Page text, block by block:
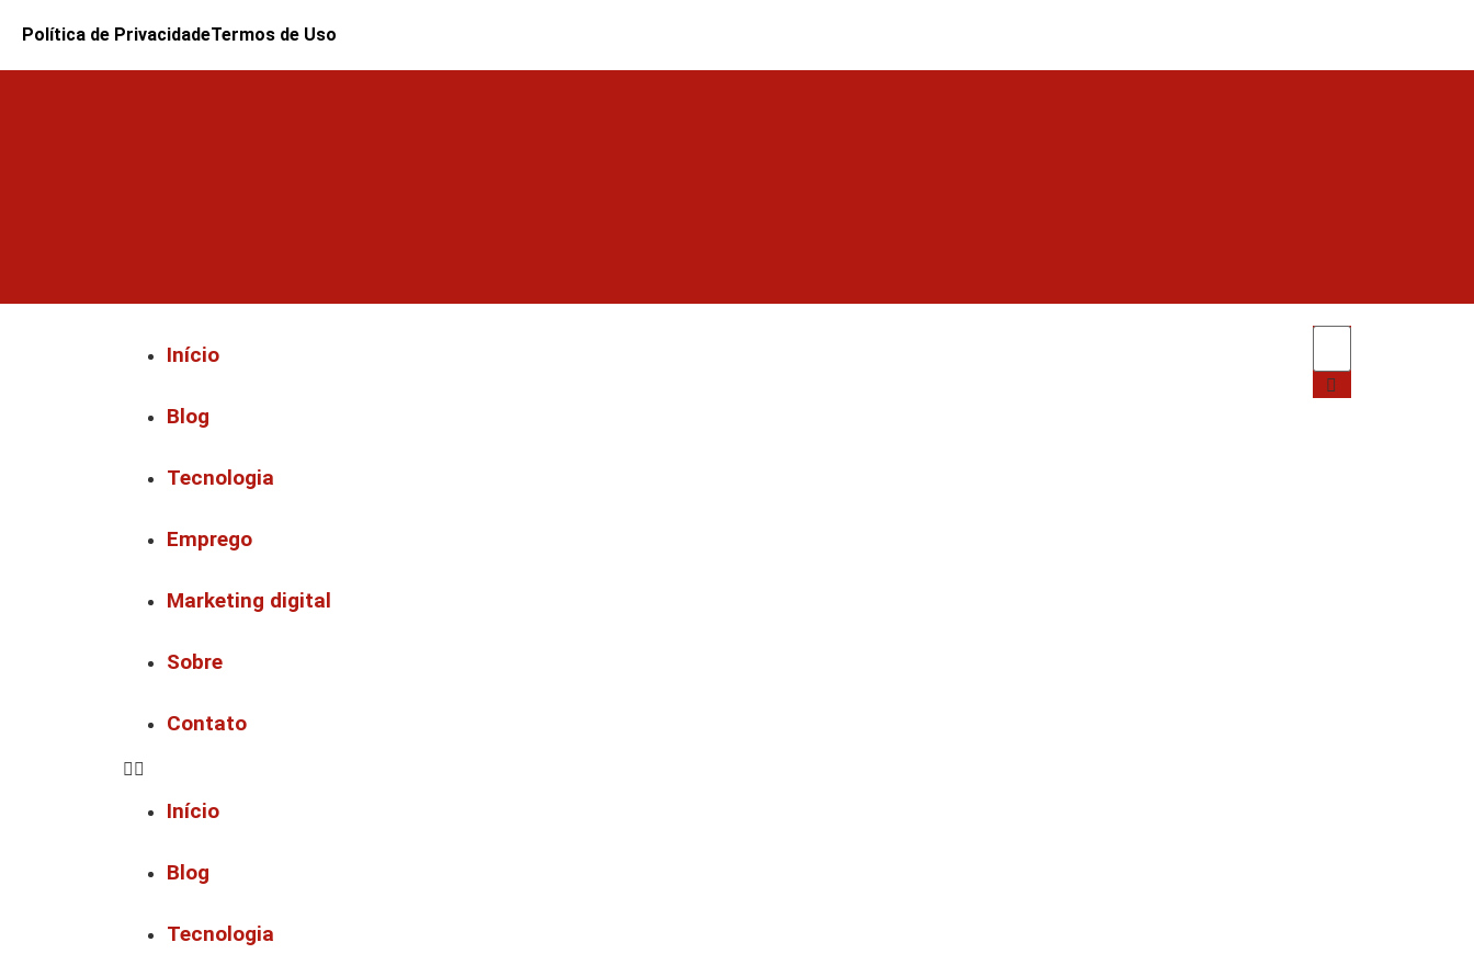
Política de PrivacidadeTermos de Uso
Início
Blog
Tecnologia
Emprego
Marketing digital
Sobre
Contato
Início
Blog
Tecnologia